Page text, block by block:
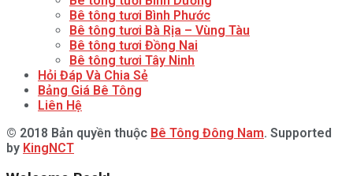
Bê tông tươi Bình Phước
Bê tông tươi Bà Rịa – Vùng Tàu
Bê tông tươi Đồng Nai
Bê tông tươi Tây Ninh
Hỏi Đáp Và Chia Sẻ
Bảng Giá Bê Tông
Liên Hệ
© 2018 Bản quyền thuộc Bê Tông Đông Nam. Supported
by KingNCT